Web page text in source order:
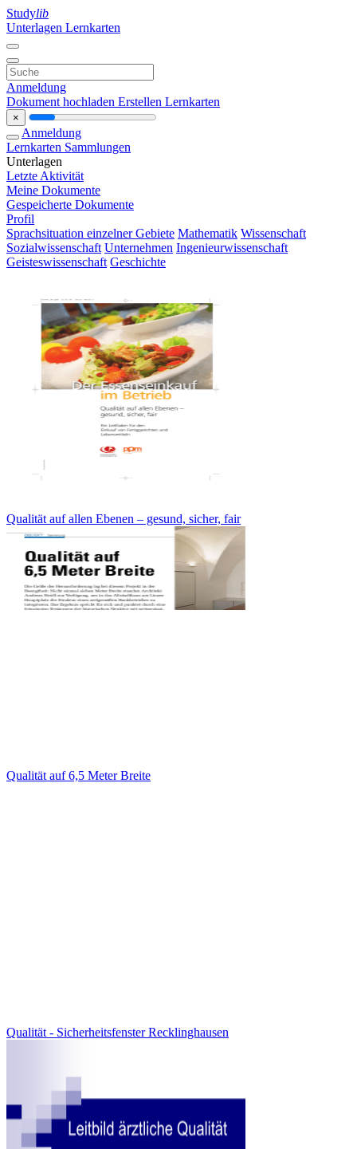
Studylib
Unterlagen Lernkarten
Anmeldung
Dokument hochladen Erstellen Lernkarten
×
Anmeldung
Lernkarten Sammlungen
Unterlagen
Letzte Aktivität
Meine Dokumente
Gespeicherte Dokumente
Profil
Sprachsituation einzelner Gebiete Mathematik Wissenschaft
Sozialwissenschaft Unternehmen Ingenieurwissenschaft
Geisteswissenschaft Geschichte
Qualität auf allen Ebenen – gesund, sicher, fair
Qualität auf 6,5 Meter Breite
Qualität - Sicherheitsfenster Recklinghausen